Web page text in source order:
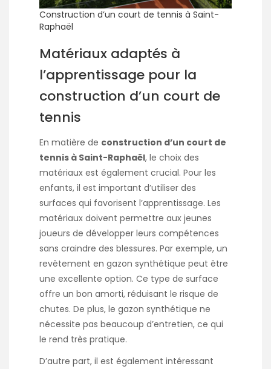
Construction d’un court de tennis à Saint-
Raphaël
Matériaux adaptés à
l’apprentissage pour la
construction d’un court de
tennis
En matière de construction d’un court de
tennis à Saint-Raphaël, le choix des
matériaux est également crucial. Pour les
enfants, il est important d’utiliser des
surfaces qui favorisent l’apprentissage. Les
matériaux doivent permettre aux jeunes
joueurs de développer leurs compétences
sans craindre des blessures. Par exemple, un
revêtement en gazon synthétique peut être
une excellente option. Ce type de surface
offre un bon amorti, réduisant le risque de
chutes. De plus, le gazon synthétique ne
nécessite pas beaucoup d’entretien, ce qui
le rend très pratique.
D’autre part, il est également intéressant